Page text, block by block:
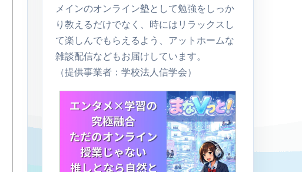
メインのオンライン塾として勉強をしっか
り教えるだけでなく、時にはリラックスし
て楽しんでもらえるよう、アットホームな
雑談配信などもお届けしています。
（提供事業者：学校法人信学会）